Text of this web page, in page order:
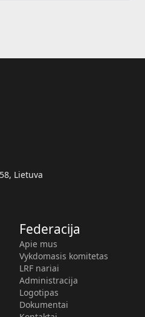
Lietuva
Federacija
Apie mus
Vykdomasis komitetas
LRF nariai
Administracija
Logotipas
Dokumentai